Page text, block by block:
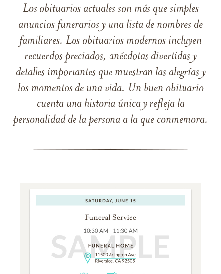
Los obituarios actuales son más que simples
anuncios funerarios y una lista de nombres de
familiares. Los obituarios modernos incluyen
recuerdos preciados, anécdotas divertidas y
detalles importantes que muestran las alegrías y
los momentos de una vida. Un buen obituario
cuenta una historia única y refleja la
personalidad de la persona a la que conmemora.